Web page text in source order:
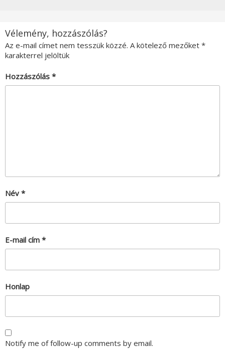
Vélemény, hozzászólás?
Az e-mail címet nem tesszük közzé. A kötelező mezőket *
karakterrel jelöltük
Hozzászólás *
Név *
E-mail cím *
Honlap
Notify me of follow-up comments by email.